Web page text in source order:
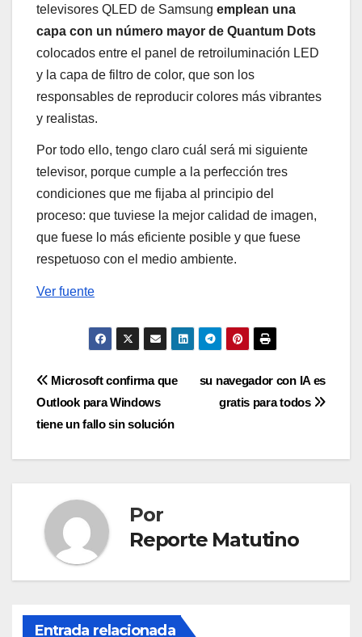
televisores QLED de Samsung emplean una
capa con un número mayor de Quantum Dots
colocados entre el panel de retroiluminación LED
y la capa de filtro de color, que son los
responsables de reproducir colores más vibrantes
y realistas.
Por todo ello, tengo claro cuál será mi siguiente
televisor, porque cumple a la perfección tres
condiciones que me fijaba al principio del
proceso: que tuviese la mejor calidad de imagen,
que fuese lo más eficiente posible y que fuese
respetuoso con el medio ambiente.
Ver fuente
Navegación
de
entradas
su navegador con IA es
gratis para todos
Microsoft confirma que
Outlook para Windows
tiene un fallo sin solución
Por
Reporte Matutino
Entrada relacionada